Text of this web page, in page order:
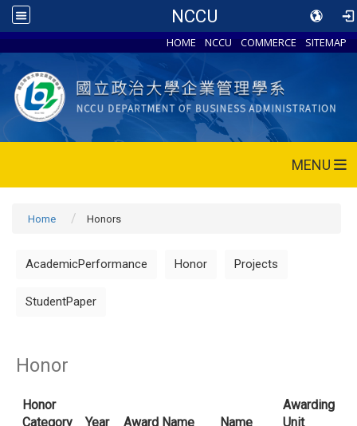
NCCU
HOME NCCU COMMERCE SITEMAP
MENU
Home Honors
AcademicPerformance Honor Projects
StudentPaper
Honor
Honor
Category
Year Award Name Name
Awarding
Unit